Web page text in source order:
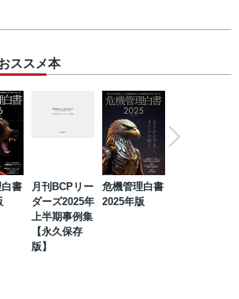
ススメ本
書
月刊BCPリー
ダーズ2025年
上半期事例集
【永久保存
版】
危機管理白書
2025年版